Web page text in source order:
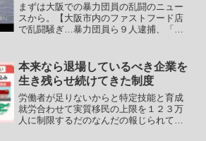
まずは大阪での暴力団員の乱闘のニュー
スから。【大阪市内のファストフード店
で乱闘騒ぎ…暴力団員ら９人逮捕、「シ
乱闘騒ぎがあり、計9人が傷害や殺人未遂
容疑で逮捕された。舞...
本来なら退場しているべき企業を
生き残らせ続けてきた制度
労働者が足りないからと特定技能と育成
就労合わせて実質移民の上限を１２３万
人に制限するだのなんだの報じられてい